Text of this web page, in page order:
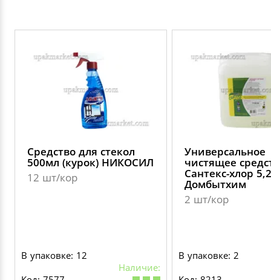
Средство для стекол
500мл (курок) НИКОСИЛ
12 шт/кор
В упаковке: 12
Наличие:
Универсальное
чистящее
Сантекс-хлор
Домбытхим
2 шт/кор
В упаковке: 2